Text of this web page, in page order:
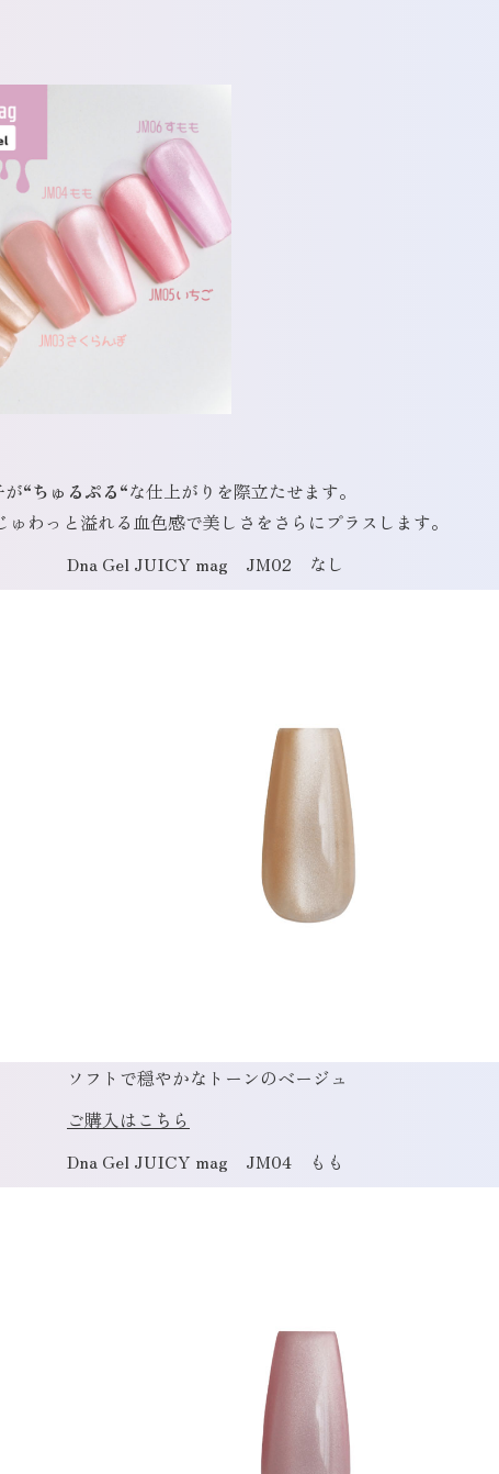
が“ちゅるぷる“な仕上がりを際立たせます。
わっと溢れる血色感で美しさをさらにプラスします。
Dna Gel JUICY mag JM02 なし
ソフトで穏やかなトーンのベージュ
ご購入はこちら
Dna Gel JUICY mag JM04 もも